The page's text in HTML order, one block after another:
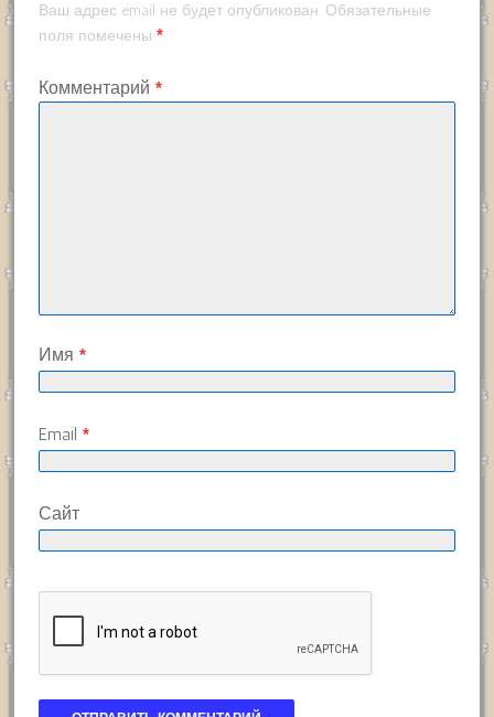
Ваш адрес email не будет опубликован. Обязательные
поля помечены *
Комментарий *
Имя *
Email *
Сайт